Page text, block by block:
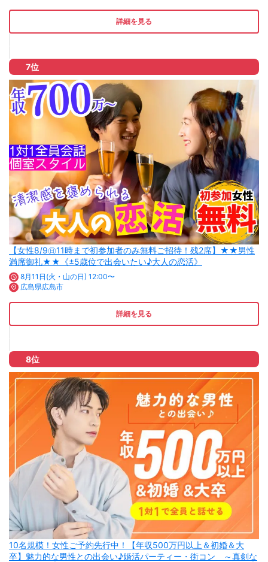
詳細を見る
7位
【女性8/9㊐11時まで初参加者のみ無料ご招待！残2席】★★男性
満席御礼★★《±5歳位で出会いたい♪大人の恋活》
8月11日(火・山の日) 12:00〜
広島県広島市
詳細を見る
8位
10名規模！女性ご予約先行中！【年収500万円以上＆初婚＆大
卒】魅力的な男性との出会い♪婚活パーティー・街コン ～真剣な